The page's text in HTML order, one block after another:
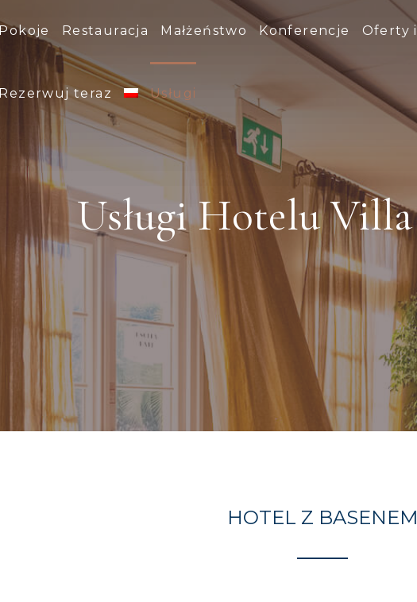
Restauracja Małżeństwo Konferencje Oferty
Rezerwuj teraz Usługi
Usługi Hotelu
HOTEL Z BASENEM